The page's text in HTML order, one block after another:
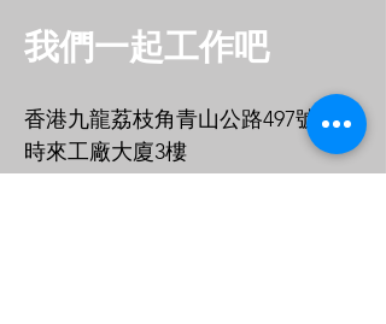
我們一起工作吧
香港九龍荔枝角青山公路497號
時來工廠大廈3樓